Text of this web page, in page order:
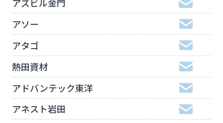
アソー
アタゴ
熱田資材
アドバンテック東洋
アネスト岩田